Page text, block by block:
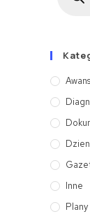
Inne